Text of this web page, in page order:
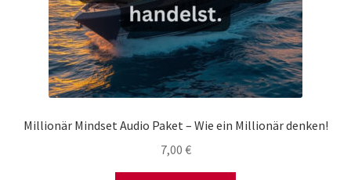
Millionär Mindset Audio Paket – Wie ein Millionär denken!
7,00 €